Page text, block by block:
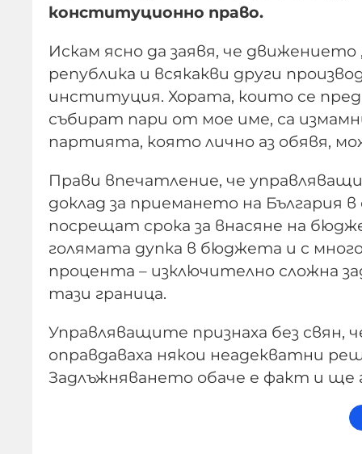
конституционно право.
Искам ясно да заявя, че
република и всякакви други
институция. Хората, които се
събират пари от мое име, са
партията, която лично аз обявя,
Прави впечатление, че
доклад за приемането на България
посрещат срока за внасяне на
голямата дупка в бюджета и с
процента – изключително сложна
тази граница.
Управляващите признаха без
оправдаваха някои неадекватни
Задлъжняването обаче е факт и ще